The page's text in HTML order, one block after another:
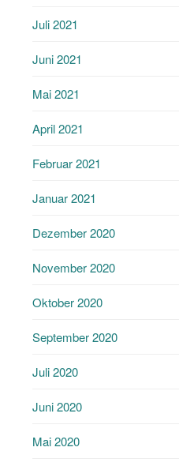
Juli 2021
Juni 2021
Mai 2021
April 2021
Februar 2021
Januar 2021
Dezember 2020
November 2020
Oktober 2020
September 2020
Juli 2020
Juni 2020
Mai 2020